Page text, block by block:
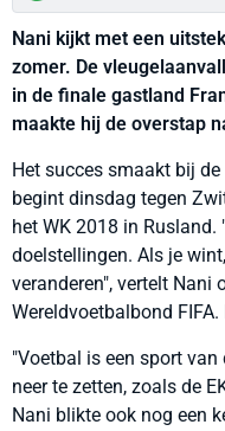
Nani kijkt met een
zomer. De
in de finale gastland
maakte hij de overstap
Het succes smaakt bij
begint dinsdag tegen
het WK 2018 in Rusland.
doelstellingen. Als je
veranderen", vertelt Nani
Wereldvoetbalbond
"Voetbal is een sport
neer te zetten, zoals de
Nani blikte ook nog een